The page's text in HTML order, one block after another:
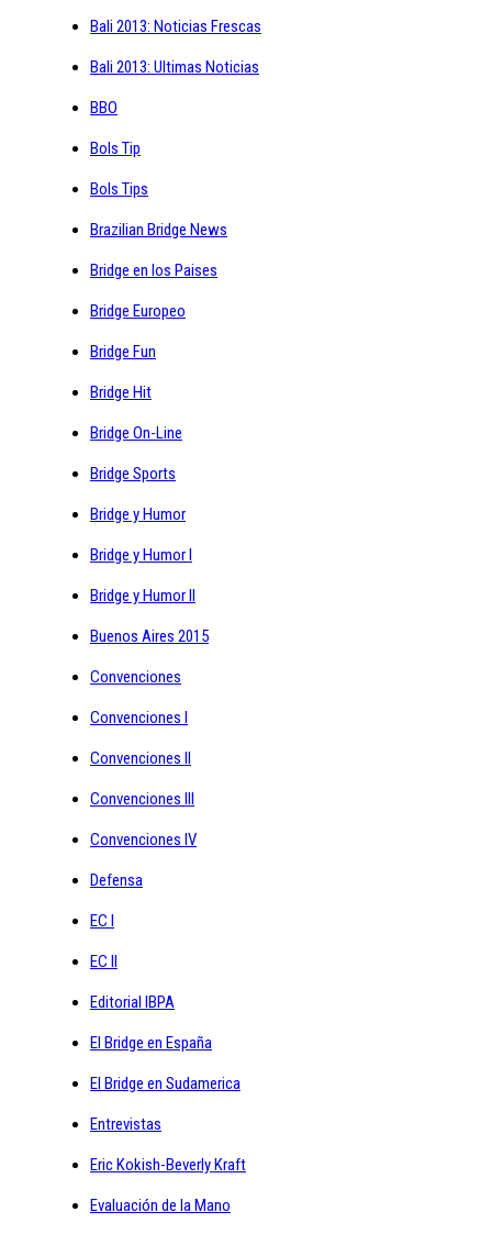
Bali 2013: Noticias Frescas
Bali 2013: Ultimas Noticias
BBO
Bols Tip
Bols Tips
Brazilian Bridge News
Bridge en los Paises
Bridge Europeo
Bridge Fun
Bridge Hit
Bridge On-Line
Bridge Sports
Bridge y Humor
Bridge y Humor I
Bridge y Humor II
Buenos Aires 2015
Convenciones
Convenciones I
Convenciones II
Convenciones III
Convenciones IV
Defensa
EC I
EC II
Editorial IBPA
El Bridge en España
El Bridge en Sudamerica
Entrevistas
Eric Kokish-Beverly Kraft
Evaluación de la Mano